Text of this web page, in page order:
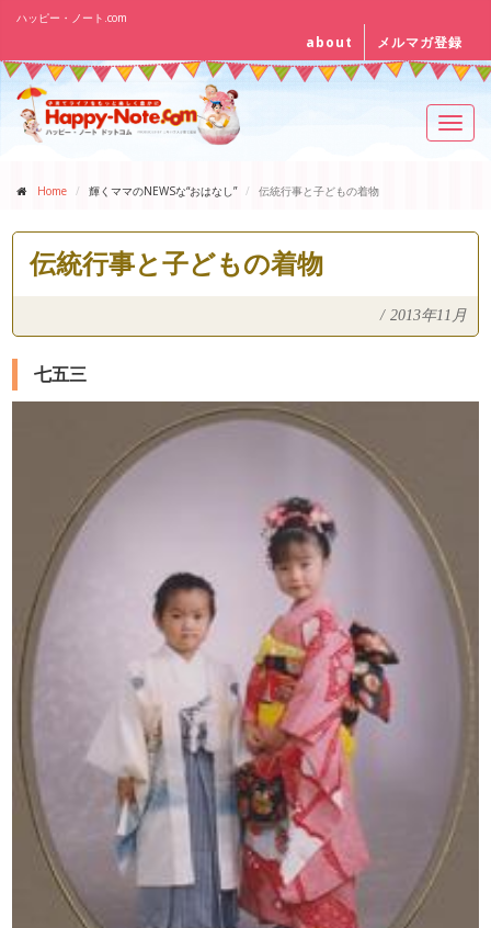
ハッピー・ノート.com
about メルマガ登録
Home 輝くママのNEWSな“おはなし” 伝統行事と子どもの着物
伝統行事と子どもの着物
/ 2013年11月
七五三